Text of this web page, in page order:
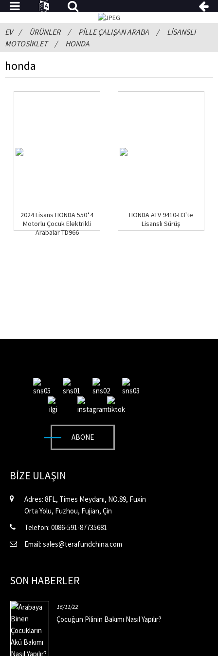
EV ÜRÜNLER PILLE ÇALIŞAN ARABA
LISANSLI
MOTOSIKLET
HONDA
honda
2024 Lisans HONDA 550*4
Motorlu Çocuk Elektrikli
Arabalar TD966
HONDA ATV 9410-H3'te
Lisanslı Sürüş
ABONE
BIZE ULAŞIN
Adres: 8FL, Times Meydanı, NO.89, Fuxin
Orta Yolu, Fuzhou, Fujian, Çin
Telefon: 0086-591-87735681
Email: sales@terafundchina.com
SON HABERLER
16/11/22
Çocuğun Pilinin Bakımı Nasıl Yapılır?